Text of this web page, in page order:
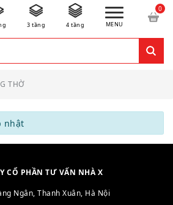
3 tầng 4 tầng MENU
THỜ
nhật
CỔ PHẦN TƯ VẤN NHÀ X
Ngân, Thanh Xuân, Hà Nội